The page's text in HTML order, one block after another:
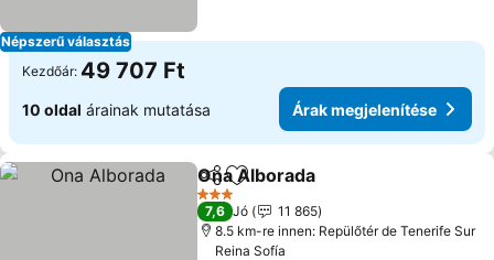
Népszerű választás
Kezdőár: 49 707 Ft
10 oldal árainak mutatása Árak megjelenítése
Megosztás
Hozzáadás a kedvencekhez
Ona Alborada
3 Kategória
7,6 Jó
11 865
8.5 km-re innen: Repülőtér de Tenerife Sur
Reina Sofía